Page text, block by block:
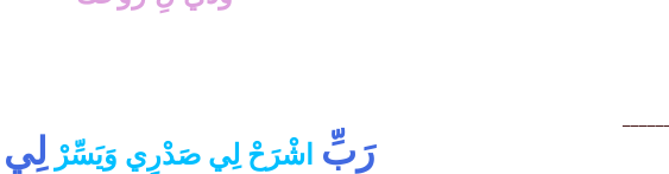
رَبِّ اشْرَحْ لِي صَدْرِي وَيَسِّرْ لِي